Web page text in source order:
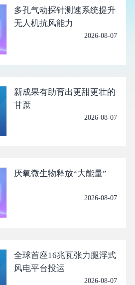
2026-08-07
多孔气动探针测速系统提升
无人机抗风能力
2026-08-07
新成果有助育出更甜更壮的
甘蔗
2026-08-07
厌氧微生物释放“大能量”
2026-08-07
全球首座16兆瓦张力腿浮式
风电平台投运